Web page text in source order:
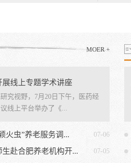
MOER +
展线上专题学术讲座
究视野，7月20日下午，医药经
线上平台举办了《...
火虫”养老服务调... 07-06
赴合肥养老机构开... 07-05